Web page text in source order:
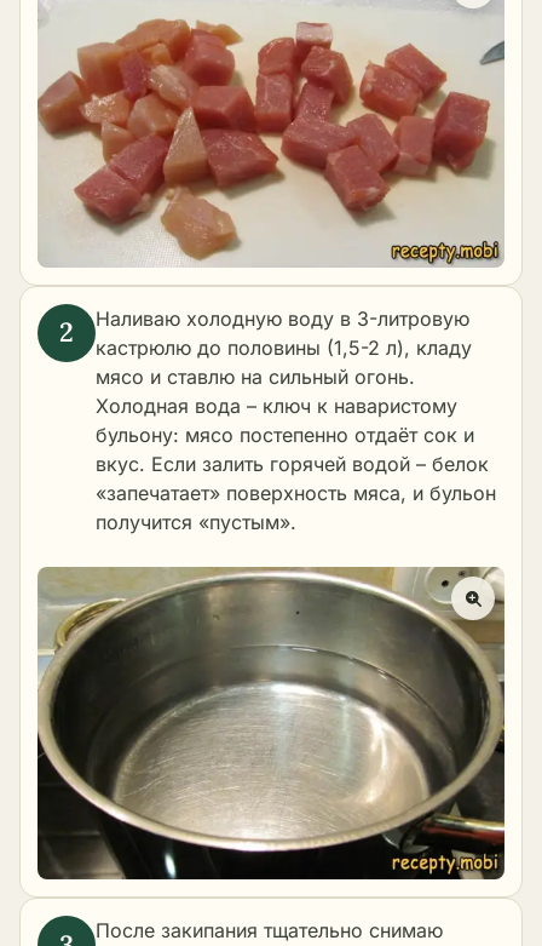
Наливаю холодную воду в 3-литровую
кастрюлю до половины (1,5-2 л), кладу
мясо и ставлю на сильный огонь.
Холодная вода – ключ к наваристому
бульону: мясо постепенно отдаёт сок и
вкус. Если залить горячей водой – белок
«запечатает» поверхность мяса, и бульон
получится «пустым».
После закипания тщательно снимаю